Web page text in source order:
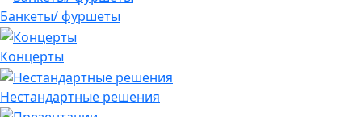
Банкеты/ фуршеты
Концерты
Нестандартные решения